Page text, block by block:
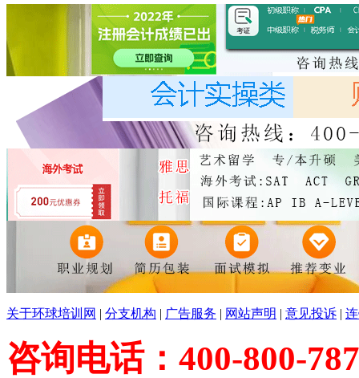
关于环球培训网 | 分支机构 | 广告服务 | 网站声明 | 意见投诉 |
咨询电话：400-800-